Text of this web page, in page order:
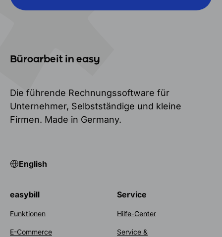
Büroarbeit in easy
Die führende Rechnungssoftware für
Unternehmer, Selbstständige und kleine
Firmen. Made in Germany.
English
easybill
Funktionen
E-Commerce
Service
Hilfe-Center
Service &